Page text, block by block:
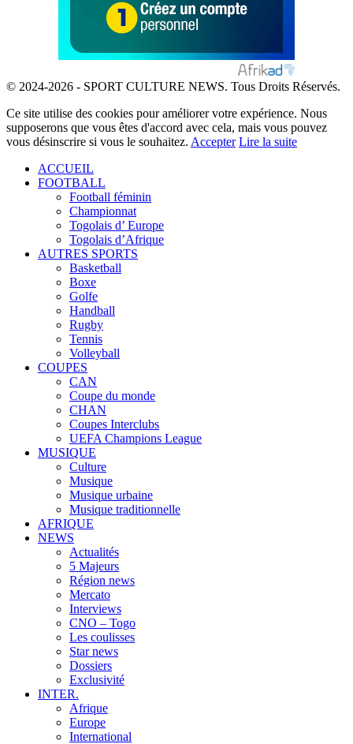
© 2024-2026 - SPORT CULTURE NEWS. Tous Droits Réservés.
Ce site utilise des cookies pour améliorer votre expérience. Nous
supposerons que vous êtes d'accord avec cela, mais vous pouvez
vous désinscrire si vous le souhaitez. Accepter Lire la suite
ACCUEIL
FOOTBALL
Football féminin
Championnat
Togolais d’ Europe
Togolais d’Afrique
AUTRES SPORTS
Basketball
Boxe
Golfe
Handball
Rugby
Tennis
Volleyball
COUPES
CAN
Coupe du monde
CHAN
Coupes Interclubs
UEFA Champions League
MUSIQUE
Culture
Musique
Musique urbaine
Musique traditionnelle
AFRIQUE
NEWS
Actualités
5 Majeurs
Région news
Mercato
Interviews
CNO – Togo
Les coulisses
Star news
Dossiers
Exclusivité
INTER.
Afrique
Europe
International